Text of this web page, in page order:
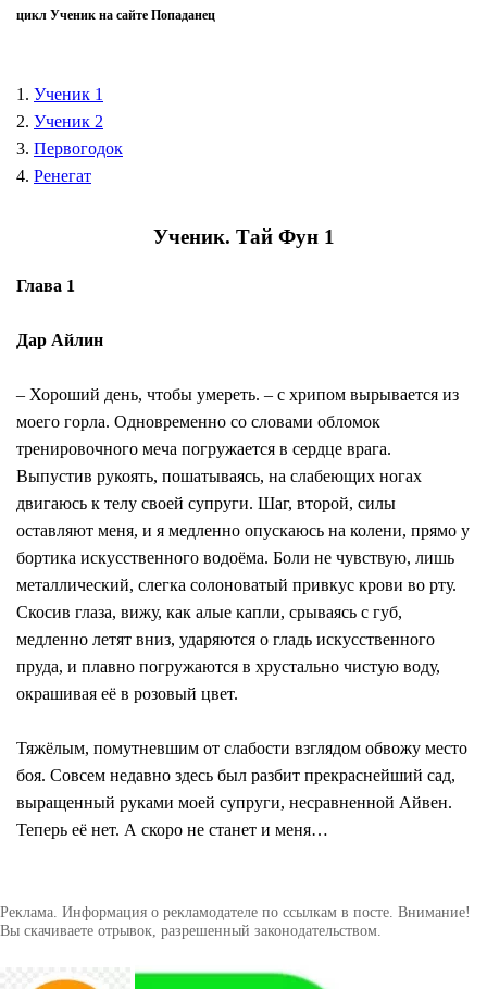
цикл Ученик на сайте Попаданец
1. Ученик 1
2. Ученик 2
3. Первогодок
4. Ренегат
Ученик. Тай Фун 1
Глава 1
Дар Айлин
– Хороший день, чтобы умереть. – с хрипом вырывается из
моего горла. Одновременно со словами обломок
тренировочного меча погружается в сердце врага.
Выпустив рукоять, пошатываясь, на слабеющих ногах
двигаюсь к телу своей супруги. Шаг, второй, силы
оставляют меня, и я медленно опускаюсь на колени, прямо у
бортика искусственного водоёма. Боли не чувствую, лишь
металлический, слегка солоноватый привкус крови во рту.
Скосив глаза, вижу, как алые капли, срываясь с губ,
медленно летят вниз, ударяются о гладь искусственного
пруда, и плавно погружаются в хрустально чистую воду,
окрашивая её в розовый цвет.
Тяжёлым, помутневшим от слабости взглядом обвожу место
боя. Совсем недавно здесь был разбит прекраснейший сад,
выращенный руками моей супруги, несравненной Айвен.
Теперь её нет. А скоро не станет и меня…
Реклама. Информация о рекламодателе по ссылкам в посте. Внимание!
Вы скачиваете отрывок, разрешенный законодательством.